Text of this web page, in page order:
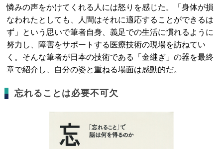
憐みの声をかけてくれる人には怒りを感じた。「身体が損
なわれたとしても、人間はそれに適応することができるは
ず」という思いで筆者自身、義足での生活に慣れるように
努力し、障害をサポートする医療技術の現場を訪ねてい
く。そんな筆者が日本の技術である「金継ぎ」の器を最終
章で紹介し、自分の姿と重ねる場面は感動的だ。
忘れることは必要不可欠